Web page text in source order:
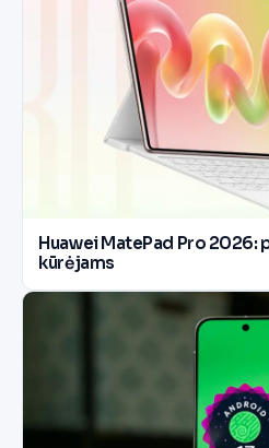
Huawei MatePad Pro 2026:
kūrėjams